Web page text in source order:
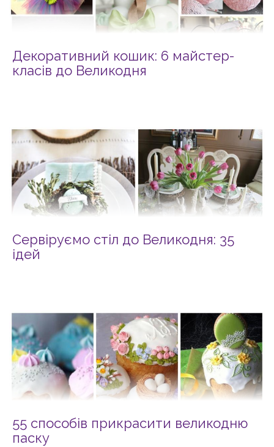
Декоративний кошик: 6 майстер-
класів до Великодня
Сервіруємо стіл до Великодня: 35
ідей
55 способів прикрасити великодню
паску